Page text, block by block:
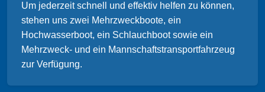
Um jederzeit schnell und effektiv helfen zu können,
stehen uns zwei Mehrzweckboote, ein
Hochwasserboot, ein Schlauchboot sowie ein
Mehrzweck- und ein Mannschaftstransportfahrzeug
zur Verfügung.